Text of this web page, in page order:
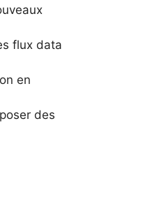
flux data
en
des